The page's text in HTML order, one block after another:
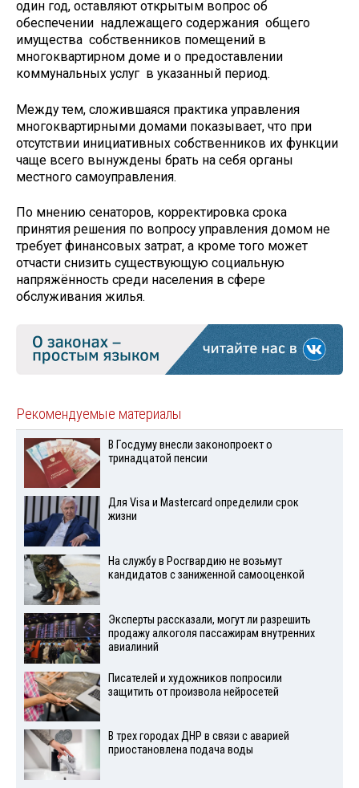
один год, оставляют открытым вопрос об
обеспечении надлежащего содержания общего
имущества собственников помещений в
многоквартирном доме и о предоставлении
коммунальных услуг в указанный период.
Между тем, сложившаяся практика управления
многоквартирными домами показывает, что при
отсутствии инициативных собственников их функции
чаще всего вынуждены брать на себя органы
местного самоуправления.
По мнению сенаторов, корректировка срока
принятия решения по вопросу управления домом не
требует финансовых затрат, а кроме того может
отчасти снизить существующую социальную
напряжённость среди населения в сфере
обслуживания жилья.
Рекомендуемые материалы
В Госдуму внесли законопроект о
тринадцатой пенсии
Для Visа и Mastercard определили срок
жизни
На службу в Росгвардию не возьмут
кандидатов с заниженной самооценкой
Эксперты рассказали, могут ли разрешить
продажу алкоголя пассажирам внутренних
авиалиний
Писателей и художников попросили
защитить от произвола нейросетей
В трех городах ДНР в связи с аварией
приостановлена подача воды